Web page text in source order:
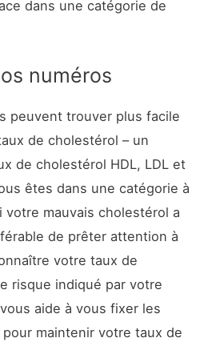
dans une catégorie de
numéros
peuvent trouver plus facile
de cholestérol – un
de cholestérol HDL, LDL et
êtes dans une catégorie à
votre mauvais cholestérol a
de prêter attention à
votre taux de
risque indiqué par votre
aide à vous fixer les
maintenir votre taux de